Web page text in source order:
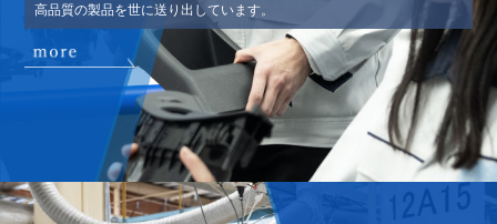
高品質の製品を世に送り出しています。